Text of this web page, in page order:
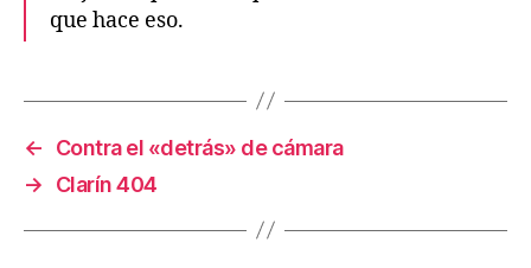
que hace eso.
←
Contra el «detrás» de cámara
→
Clarín 404